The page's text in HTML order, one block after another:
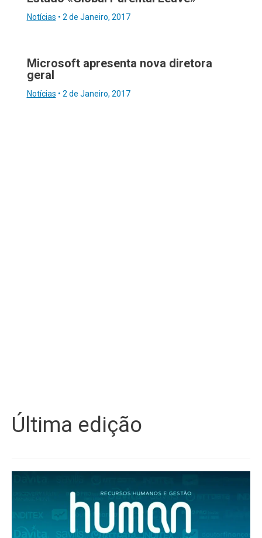
Notícias • 2 de Janeiro, 2017
Microsoft apresenta nova diretora
geral
Notícias • 2 de Janeiro, 2017
Última edição